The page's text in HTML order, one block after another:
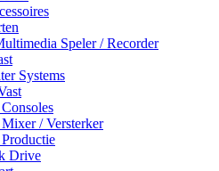
Speler / Recorder
Systems
/ Versterker
Drive